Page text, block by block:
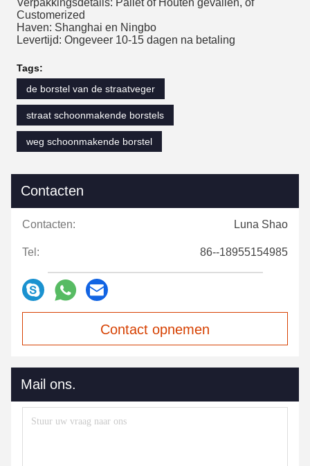
Verpakkingsdetails: Pallet of Houten gevallen, of
Customerized
Haven: Shanghai en Ningbo
Levertijd: Ongeveer 10-15 dagen na betaling
Tags:
de borstel van de straatveger
straat schoonmakende borstels
weg schoonmakende borstel
Contacten
Contacten: Luna Shao
Tel: 86--18955154985
Contact opnemen
Mail ons.